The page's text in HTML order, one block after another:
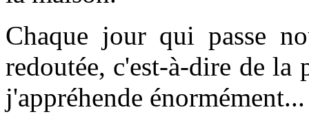
Chaque jour qui passe
redoutée, c'est-à-dire de
j'appréhende énormément...